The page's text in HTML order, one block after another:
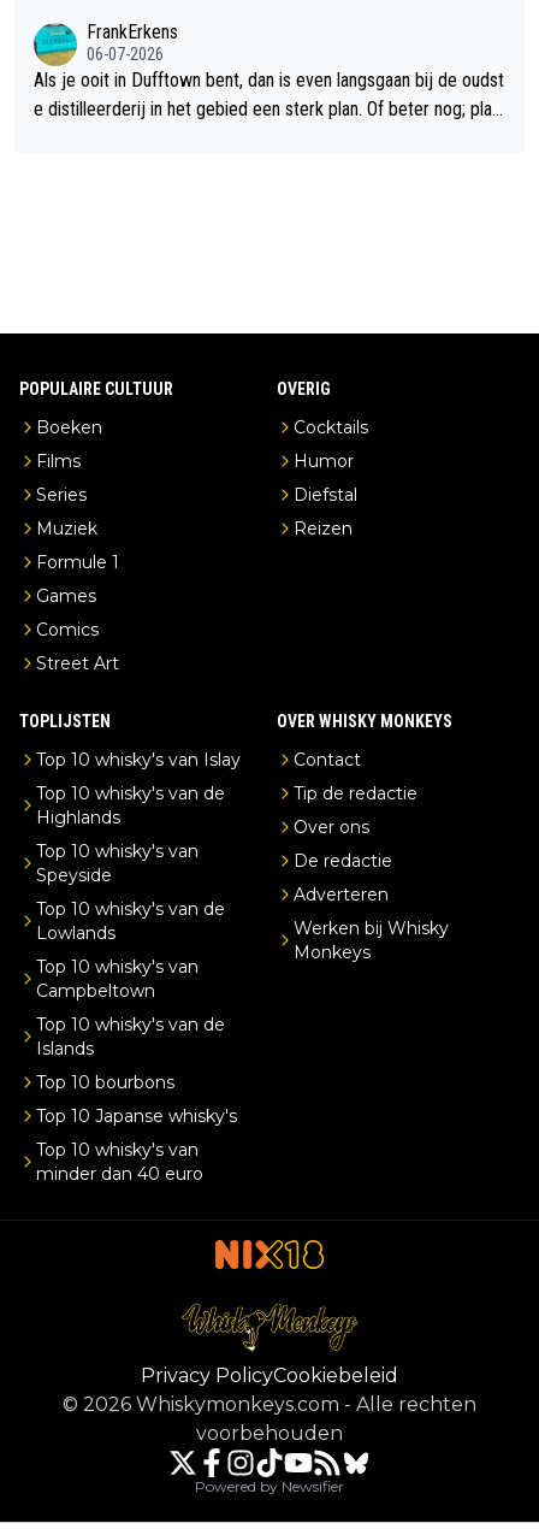
FrankErkens
06-07-2026
Als je ooit in Dufftown bent, dan is even langsgaan bij de oudst
e distilleerderij in het gebied een sterk plan. Of beter nog; plan
POPULAIRE CULTUUR
Boeken
Films
Series
Muziek
Formule 1
Games
Comics
Street Art
OVERIG
Cocktails
Humor
Diefstal
Reizen
TOPLIJSTEN
Top 10 whisky's van Islay
Top 10 whisky's van de
Highlands
Top 10 whisky's van
Speyside
Top 10 whisky's van de
Lowlands
Top 10 whisky's van
Campbeltown
Top 10 whisky's van de
Islands
Top 10 bourbons
Top 10 Japanse whisky's
Top 10 whisky's van
minder dan 40 euro
OVER WHISKY MONKEYS
Contact
Tip de redactie
Over ons
De redactie
Adverteren
Werken bij Whisky
Monkeys
Privacy PolicyCookiebeleid
© 2026 Whiskymonkeys.com - Alle rechten
voorbehouden
Powered by Newsifier